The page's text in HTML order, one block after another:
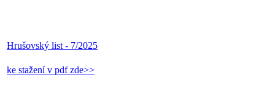
Hrušovský list - 7/2025
ke stažení v pdf zde>>